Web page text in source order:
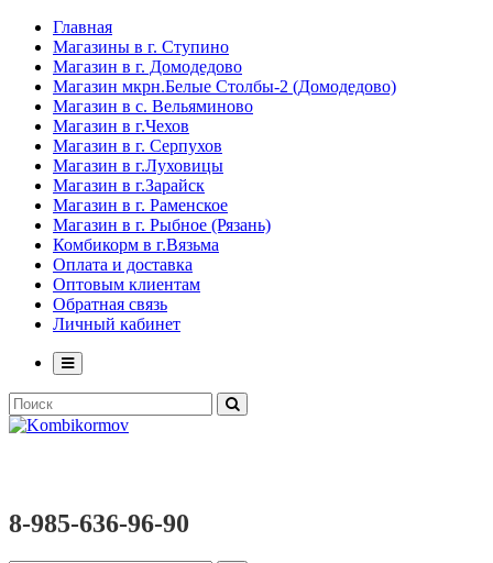
Главная
Магазины в г. Ступино
Магазин в г. Домодедово
Магазин мкрн.Белые Столбы-2 (Домодедово)
Магазин в с. Вельяминово
Магазин в г.Чехов
Магазин в г. Серпухов
Магазин в г.Луховицы
Магазин в г.Зарайск
Магазин в г. Раменское
Магазин в г. Рыбное (Рязань)
Комбикорм в г.Вязьма
Оплата и доставка
Оптовым клиентам
Обратная связь
Личный кабинет
8-985-636-96-90